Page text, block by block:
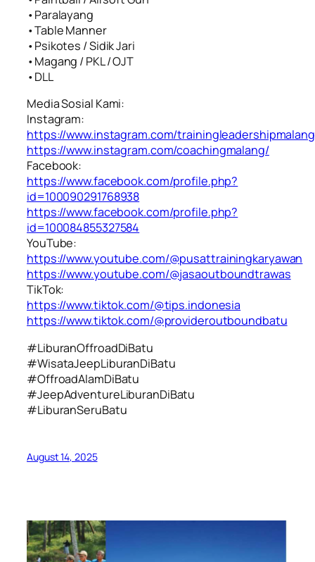
•Paralayang
•Table Manner
•Psikotes / Sidik Jari
•Magang / PKL / OJT
•DLL
Media Sosial Kami:
Instagram:
https://www.instagram.com/
https://www.instagram.com/coachingmalang/
Facebook:
https://www.facebook.com/profile.php?
id=100090291768938
https://www.facebook.com/profile.php?
id=100084855327584
YouTube:
https://www.youtube.com/@pusattrainingkaryawan
https://www.youtube.com/@jasaoutboundtrawas
TikTok:
https://www.tiktok.com/@tips.indonesia
https://www.tiktok.com/@provideroutboundbatu
#LiburanOffroadDiBatu
#WisataJeepLiburanDiBatu
#OffroadAlamDiBatu
#JeepAdventureLiburanDiBatu
#LiburanSeruBatu
August 14, 2025